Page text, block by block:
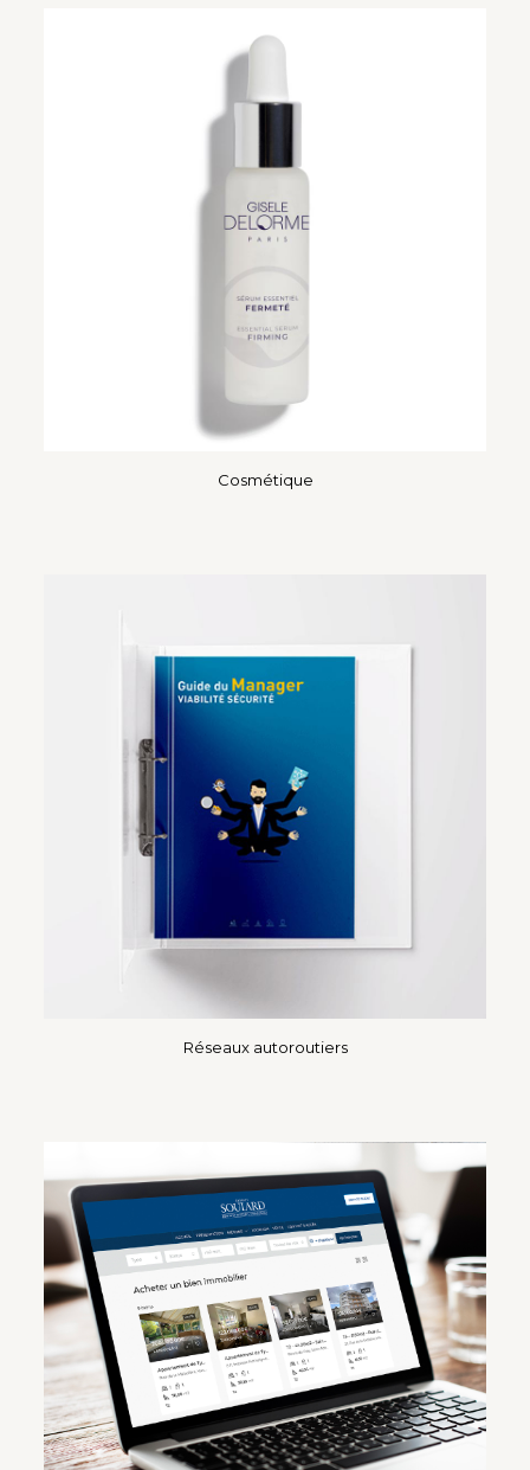
Cosmétique
Réseaux autoroutiers